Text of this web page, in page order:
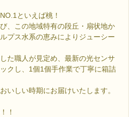
といえば桃！
、この地域特有の段丘・扇状地か
プス水系の恵みによりジューシー
た職人が見定め、最新の光センサ
クし、1個1個手作業で丁寧に箱詰
いしい時期にお届けいたします。
！